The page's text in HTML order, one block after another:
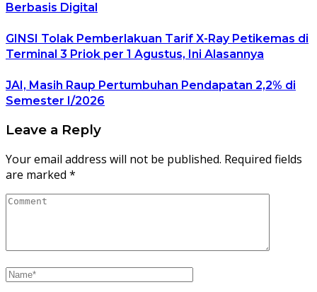
Berbasis Digital
GINSI Tolak Pemberlakuan Tarif X-Ray Petikemas di
Terminal 3 Priok per 1 Agustus, Ini Alasannya
JAI, Masih Raup Pertumbuhan Pendapatan 2,2% di
Semester I/2026
Leave a Reply
Your email address will not be published. Required fields
are marked *